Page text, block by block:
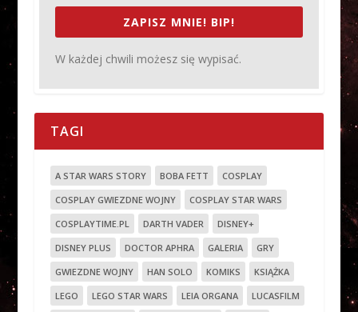
ZAPISZ MNIE! BIP!
W każdej chwili możesz się wypisać.
TAGI
A STAR WARS STORY BOBA FETT
COSPLAY
COSPLAY GWIEZDNE WOJNY
COSPLAY STAR WARS
COSPLAYTIME.PL
DARTH VADER
DISNEY+
DISNEY PLUS
DOCTOR APHRA GALERIA
GRY
GWIEZDNE WOJNY
HAN SOLO KOMIKS
KSIĄŻKA
LEGO
LEGO STAR WARS LEIA ORGANA LUCASFILM